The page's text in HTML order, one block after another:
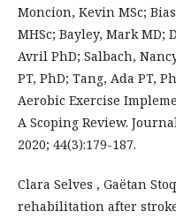
Moncion, Kevin MSc;
MHSc; Bayley, Mark MD;
Avril PhD; Salbach,
PT, PhD; Tang, Ada PT,
Aerobic Exercise
A Scoping Review.
2020; 44(3):179-187.
Clara Selves , Gaëtan
rehabilitation after